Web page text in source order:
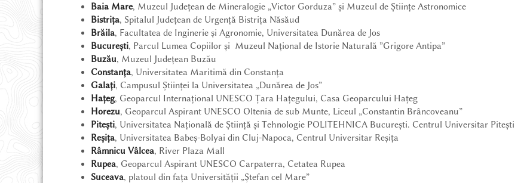
OFERTĂ EDUCAȚIONALĂ
DESPRE NOI
DESPRE ȚINUT
PROIECTE ȘI NOUTĂȚI
POVEȘTI DIN ȚINUT
Baia Mare, Muzeul Județean de Mineralogie „Victor Gorduza” și Muzeul de Științe Astronomice
Bistrița, Spitalul Județean de Urgență Bistrița Năsăud
Brăila, Facultatea de Inginerie și Agronomie, Universitatea Dunărea de Jos
București, Parcul Lumea Copiilor și Muzeul Național de Istorie Naturală ”Grigore Antipa”
Buzău, Muzeul Județean Buzău
Constanța, Universitatea Maritimă din Constanța
Galați, Campusul Științei la Universitatea „Dunărea de Jos”
Hațeg, Geoparcul Internațional UNESCO Țara Hațegului, Casa Geoparcului Hațeg
Horezu, Geoparcul Aspirant UNESCO Oltenia de sub Munte, Liceul „Constantin Brâncoveanu”
Pitești, Universitatea Națională de Știință și Tehnologie POLITEHNICA București. Centrul Universitar Pitești
Reșița, Universitatea Babeș-Bolyai din Cluj-Napoca, Centrul Universitar Reșița
Râmnicu Vâlcea, River Plaza Mall
Rupea, Geoparcul Aspirant UNESCO Carpaterra, Cetatea Rupea
Suceava, platoul din fața Universității „Ștefan cel Mare”